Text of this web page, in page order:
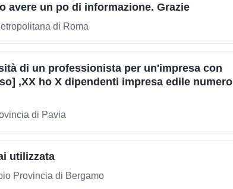
avere un po di informazione. Grazie
di Roma
di un professionista per un'impresa con
,XX ho X dipendenti impresa edile numero
di Pavia
utilizzata
Provincia di Bergamo